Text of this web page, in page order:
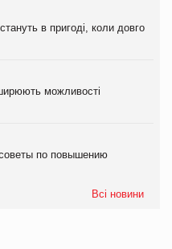
в пригоді, коли довго
можливості
по повышению
Всі новини